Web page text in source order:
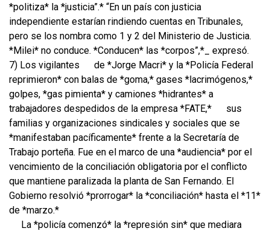
*politiza* la *justicia”.* “En un país con justicia
independiente estarían rindiendo cuentas en Tribunales,
pero se los nombra como 1 y 2 del Ministerio de Justicia.
*Milei* no conduce. *Conducen* las *corpos”,*_ expresó.
7) Los vigilantes
de *Jorge Macri* y la *Policía Federal
reprimieron* con balas de *goma,* gases *lacrimógenos,*
golpes, *gas pimienta* y camiones *hidrantes* a
trabajadores despedidos de la empresa *FATE,*
sus
familias y organizaciones sindicales y sociales que se
*manifestaban pacíficamente* frente a la Secretaría de
Trabajo porteña. Fue en el marco de una *audiencia* por el
vencimiento de la conciliación obligatoria por el conflicto
que mantiene paralizada la planta de San Fernando. El
Gobierno resolvió *prorrogar* la *conciliación* hasta el *11*
de *marzo.*
La *policía comenzó* la *represión sin* que mediara